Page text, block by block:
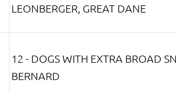
LEONBERGER, GREAT DANE
12 - DOGS WITH EXTRA BROAD
BERNARD